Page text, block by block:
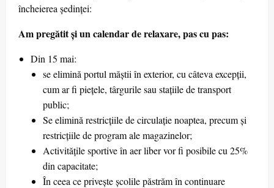
încheierea ședinței:
Am pregătit și un calendar de relaxare, pas cu pas:
Din 15 mai:
se elimină portul măștii în exterior, cu câteva excepții,
cum ar fi piețele, târgurile sau stațiile de transport
public;
Se elimină restricțiile de circulație noaptea, precum și
restricțiile de program ale magazinelor;
Activitățile sportive în aer liber vor fi posibile cu 25%
din capacitate;
În ceea ce privește școlile păstrăm în continuare